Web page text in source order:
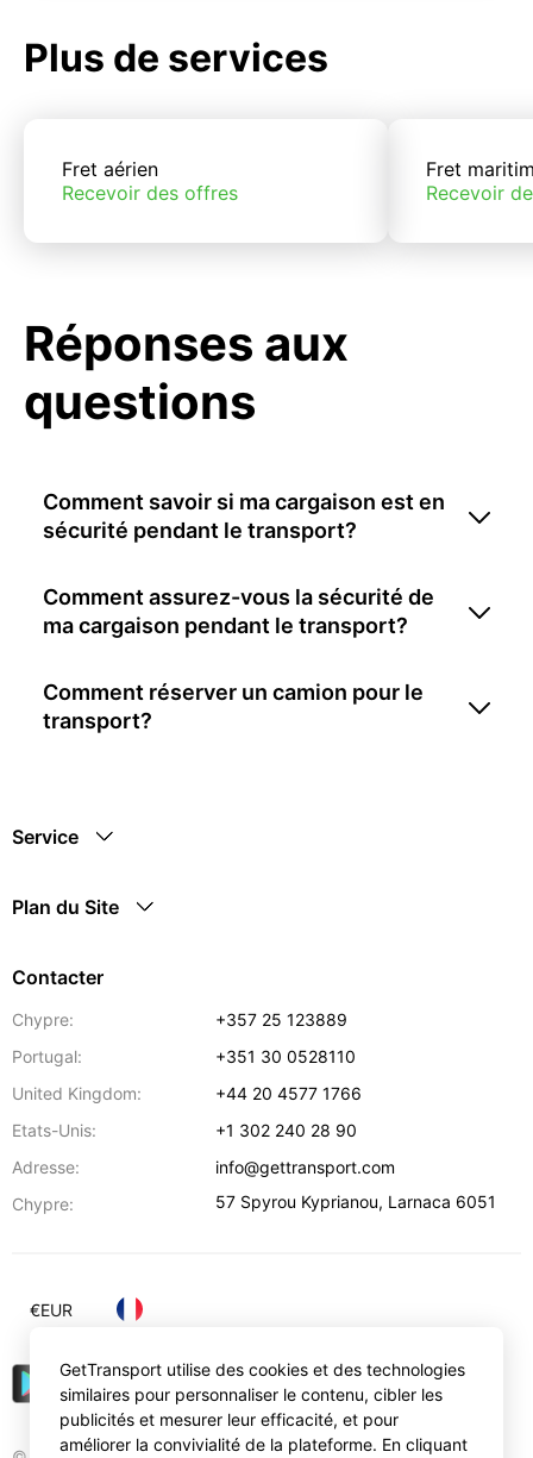
Plus de services
Fret aérien
Recevoir des offres
Fret
Recevoir
Réponses aux
questions
Comment savoir si ma cargaison est en
sécurité pendant le transport?
Comment assurez-vous la sécurité de
ma cargaison pendant le transport?
Comment réserver un camion pour le
transport?
Service
Plan du Site
Contacter
Chypre:
+357 25 123889
Portugal:
+351 30 0528110
United Kingdom:
+44 20 4577 1766
Etats-Unis:
+1 302 240 28 90
Adresse:
info@gettransport.com
Chypre:
57 Spyrou Kyprianou, Larnaca 6051
€EUR
GetTransport utilise des cookies et des technologies
similaires pour personnaliser le contenu, cibler les
publicités et mesurer leur efficacité, et pour
améliorer la convivialité de la plateforme. En cliquant